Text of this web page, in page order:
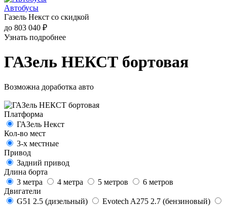
Автобусы
Газель Некст со скидкой
до 803 040 ₽
Узнать подробнее
ГАЗель НЕКСТ бортовая
Возможна доработка авто
Платформа
ГАЗель Некст
Кол-во мест
3-х местные
Привод
Задний привод
Длина борта
3 метра
4 метра 5 метров
6 метров
Двигатели
G51 2.5 (дизельный)
Evotech A275 2.7 (бензиновый)